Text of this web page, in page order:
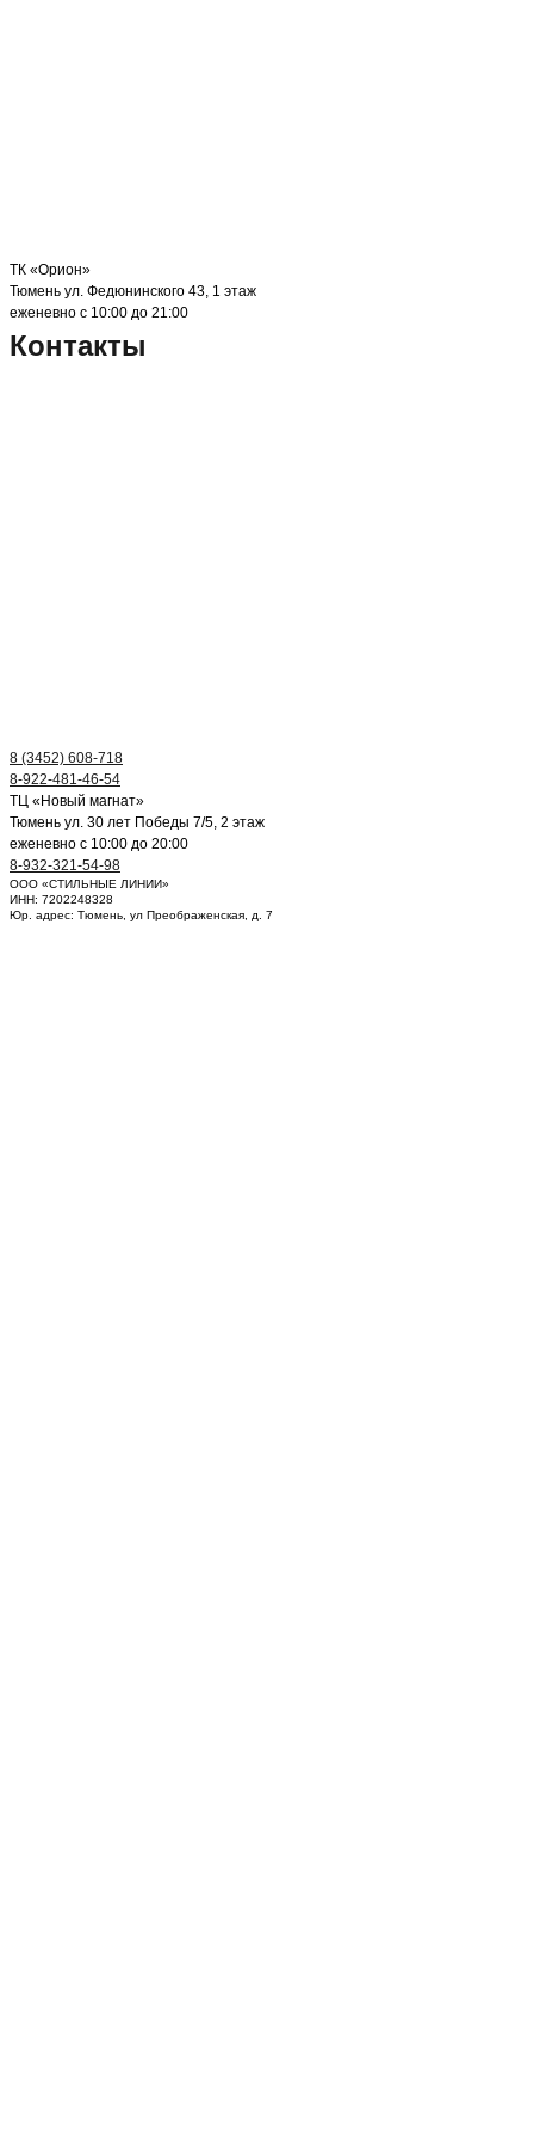
ТК «Орион»
Тюмень ул. Федюнинского 43, 1 этаж
еженевно с 10:00 до 21:00
Контакты
8 (3452) 608-718
8-922-481-46-54
ТЦ «Новый магнат»
Тюмень ул. 30 лет Победы 7/5, 2 этаж
еженевно с 10:00 до 20:00
8-932-321-54-98
ООО «СТИЛЬНЫЕ ЛИНИИ»
ИНН: 7202248328
Юр. адрес: Тюмень, ул Преображенская, д. 7